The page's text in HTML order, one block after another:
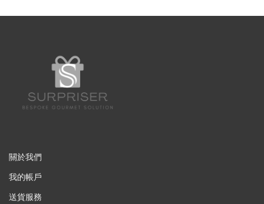
關於我們
我的帳戶
送貨服務